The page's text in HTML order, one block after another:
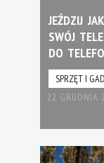
JEŹDZIJ
SWÓJ
DO
SPRZĘT I
22 GRUDNIA